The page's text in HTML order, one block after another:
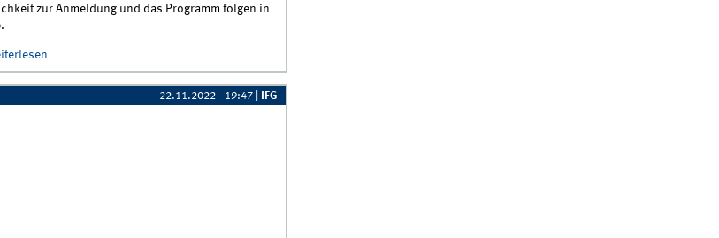
zur Anmeldung und das Programm folgen in
am 15.04.2024
22.11.2022 - 19:47 IFG